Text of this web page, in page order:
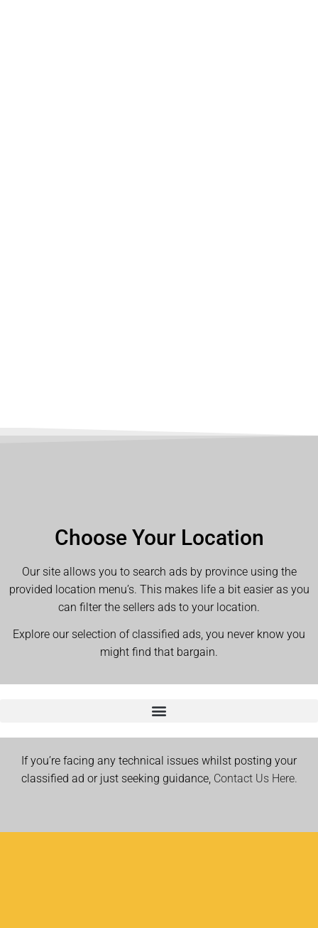
Choose Your Location
Our site allows you to search ads by province using the
provided location menu’s. This makes life a bit easier as you
can filter the sellers ads to your location.
Explore our selection of classified ads, you never know you
might find that bargain.
If you’re facing any technical issues whilst posting your
classified ad or just seeking guidance, Contact Us Here.